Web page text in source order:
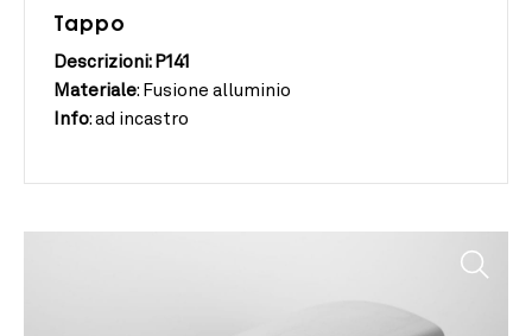
Tappo
Descrizioni: P141
Materiale: Fusione alluminio
Info: ad incastro